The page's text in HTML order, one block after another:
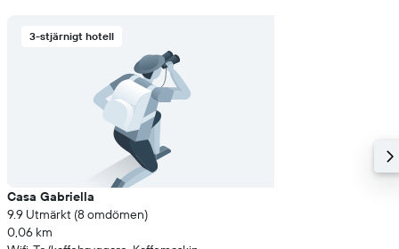
3-stjärnigt hotell
Casa Gabriella
9.9 Utmärkt (8 omdömen)
0,06 km